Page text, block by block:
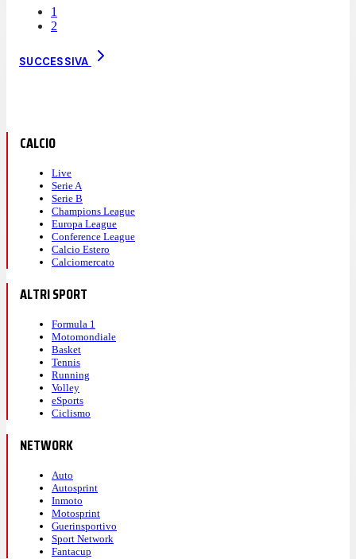
1
2
SUCCESSIVA
CALCIO
Live
Serie A
Serie B
Champions League
Europa League
Conference League
Calcio Estero
Calciomercato
ALTRI SPORT
Formula 1
Motomondiale
Basket
Tennis
Running
Volley
eSports
Ciclismo
NETWORK
Auto
Autosprint
Inmoto
Motosprint
Guerinsportivo
Sport Network
Fantacup